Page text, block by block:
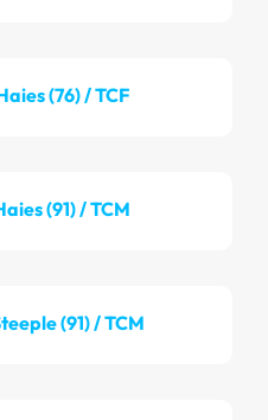
(76) / TCF
(91) / TCM
(91) / TCM